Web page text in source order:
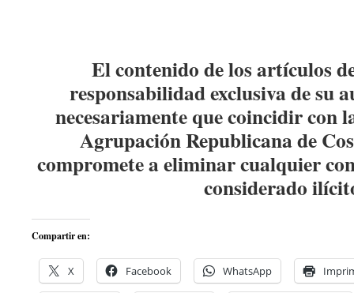
El contenido de los artículos
responsabilidad exclusiva de su
necesariamente que coincidir con
Agrupación Republicana de
compromete a eliminar cualquier
considerado
Compartir en:
X Facebook WhatsApp